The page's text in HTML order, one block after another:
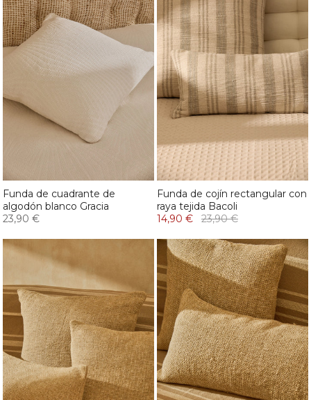
Funda de cuadrante de
algodón blanco Gracia
23,90 €
Funda de cojín rectangular con
raya tejida Bacoli
14,90 €
23,90 €